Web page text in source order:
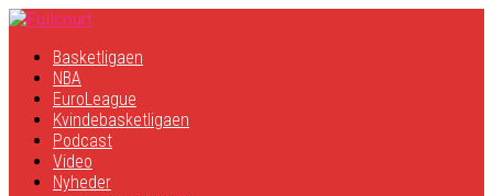
Basketligaen
NBA
EuroLeague
Kvindebasketligaen
Podcast
Video
Nyheder